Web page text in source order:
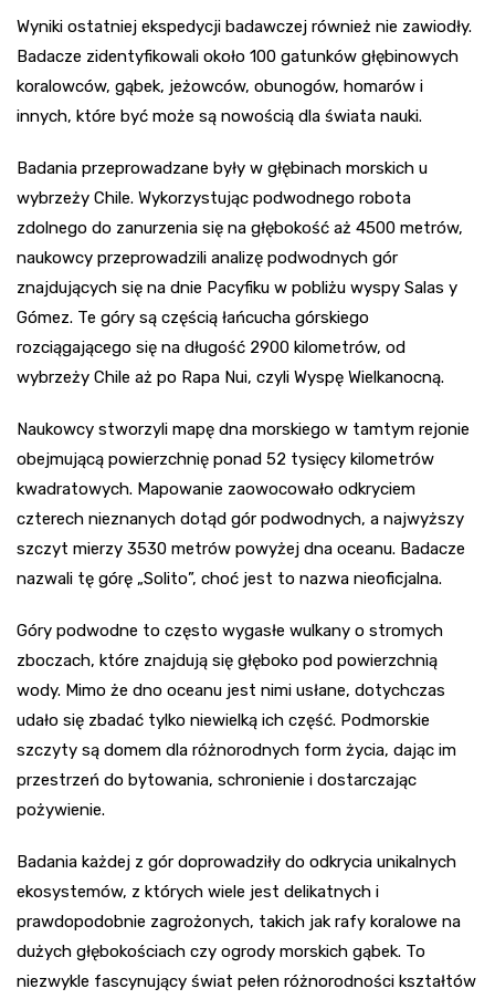
Wyniki ostatniej ekspedycji badawczej również nie zawiodły.
Badacze zidentyfikowali około 100 gatunków głębinowych
koralowców, gąbek, jeżowców, obunogów, homarów i
innych, które być może są nowością dla świata nauki.
Badania przeprowadzane były w głębinach morskich u
wybrzeży Chile. Wykorzystując podwodnego robota
zdolnego do zanurzenia się na głębokość aż 4500 metrów,
naukowcy przeprowadzili analizę podwodnych gór
znajdujących się na dnie Pacyfiku w pobliżu wyspy Salas y
Gómez. Te góry są częścią łańcucha górskiego
rozciągającego się na długość 2900 kilometrów, od
wybrzeży Chile aż po Rapa Nui, czyli Wyspę Wielkanocną.
Naukowcy stworzyli mapę dna morskiego w tamtym rejonie
obejmującą powierzchnię ponad 52 tysięcy kilometrów
kwadratowych. Mapowanie zaowocowało odkryciem
czterech nieznanych dotąd gór podwodnych, a najwyższy
szczyt mierzy 3530 metrów powyżej dna oceanu. Badacze
nazwali tę górę „Solito”, choć jest to nazwa nieoficjalna.
Góry podwodne to często wygasłe wulkany o stromych
zboczach, które znajdują się głęboko pod powierzchnią
wody. Mimo że dno oceanu jest nimi usłane, dotychczas
udało się zbadać tylko niewielką ich część. Podmorskie
szczyty są domem dla różnorodnych form życia, dając im
przestrzeń do bytowania, schronienie i dostarczając
pożywienie.
Badania każdej z gór doprowadziły do odkrycia unikalnych
ekosystemów, z których wiele jest delikatnych i
prawdopodobnie zagrożonych, takich jak rafy koralowe na
dużych głębokościach czy ogrody morskich gąbek. To
niezwykle fascynujący świat pełen różnorodności kształtów